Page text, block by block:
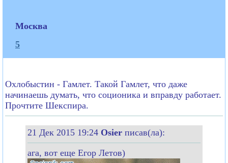
Москва
5
Охлобыстин - Гамлет. Такой Гамлет, что даже
начинаешь думать, что соционика и вправду работает.
Прочтите Шекспира.
21 Дек 2015 19:24 Osier писав(ла):
ага, вот еще Егор Летов)